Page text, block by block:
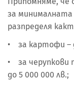
за минималната
разпределя
• за картофи –
• за черупкови
до 5 000 000 лв.;